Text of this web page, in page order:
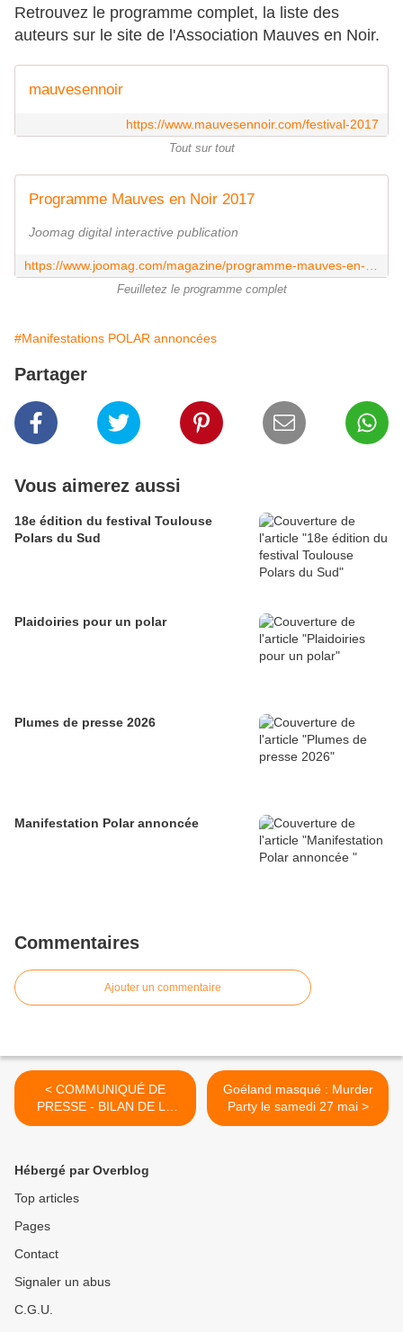
Retrouvez le programme complet, la liste des
auteurs sur le site de l'Association Mauves en Noir.
mauvesennoir
https://www.mauvesennoir.com/festival-2017
Tout sur tout
Programme Mauves en Noir 2017
Joomag digital interactive publication
Feuilletez le programme complet
#Manifestations POLAR annoncées
Partager
Vous aimerez aussi
18e édition du festival Toulouse
Polars du Sud
Plaidoiries pour un polar
Plumes de presse 2026
Manifestation Polar annoncée
Commentaires
Ajouter un commentaire
< COMMUNIQUÉ DE
PRESSE - BILAN DE LA
13e ÉDITION de Quais du
Goéland masqué : Murder
Party le samedi 27 mai >
Hébergé par Overblog
Top articles
Pages
Contact
Signaler un abus
C.G.U.